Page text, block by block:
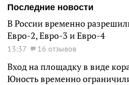
Последние новости
В России временно
Евро-2, Евро-3 и Евро-4
13:37 16 отзывов
Вход на площадку в виде
Юность временно